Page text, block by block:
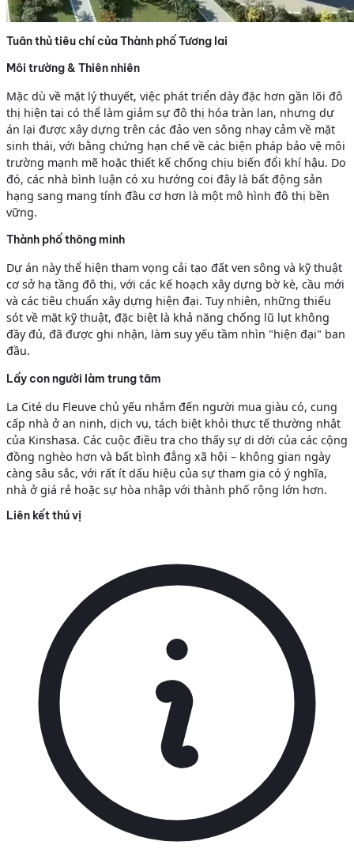
Tuân thủ tiêu chí của Thành phố Tương lai
Môi trường & Thiên nhiên
Mặc dù về mặt lý thuyết, việc phát triển dày đặc hơn gần lõi đô
thị hiện tại có thể làm giảm sự đô thị hóa tràn lan, nhưng dự
án lại được xây dựng trên các đảo ven sông nhạy cảm về mặt
sinh thái, với bằng chứng hạn chế về các biện pháp bảo vệ môi
trường mạnh mẽ hoặc thiết kế chống chịu biến đổi khí hậu. Do
đó, các nhà bình luận có xu hướng coi đây là bất động sản
hạng sang mang tính đầu cơ hơn là một mô hình đô thị bền
vững.
Thành phố thông minh
Dự án này thể hiện tham vọng cải tạo đất ven sông và kỹ thuật
cơ sở hạ tầng đô thị, với các kế hoạch xây dựng bờ kè, cầu mới
và các tiêu chuẩn xây dựng hiện đại. Tuy nhiên, những thiếu
sót về mặt kỹ thuật, đặc biệt là khả năng chống lũ lụt không
đầy đủ, đã được ghi nhận, làm suy yếu tầm nhìn "hiện đại" ban
đầu.
Lấy con người làm trung tâm
La Cité du Fleuve chủ yếu nhắm đến người mua giàu có, cung
cấp nhà ở an ninh, dịch vụ, tách biệt khỏi thực tế thường nhật
của Kinshasa. Các cuộc điều tra cho thấy sự di dời của các cộng
đồng nghèo hơn và bất bình đẳng xã hội – không gian ngày
càng sâu sắc, với rất ít dấu hiệu của sự tham gia có ý nghĩa,
nhà ở giá rẻ hoặc sự hòa nhập với thành phố rộng lớn hơn.
Liên kết thú vị